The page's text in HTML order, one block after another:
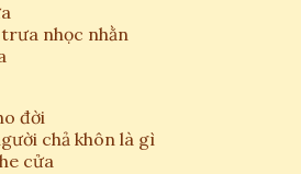
nhọc nhằn
đời
chả khôn là gì
cửa